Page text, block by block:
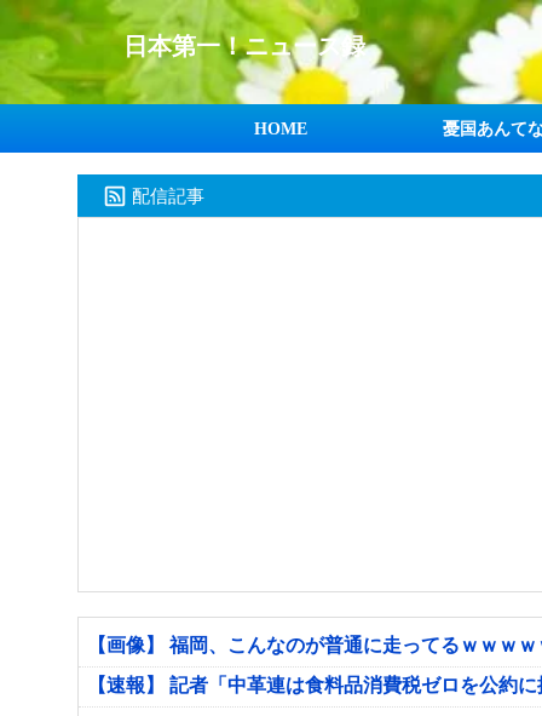
日本第一！ニュース録
HOME 憂国あんて
配信記事
【画像】 福岡、こんなのが普通に走ってるｗｗｗ
【速報】 記者「中革連は食料品消費税ゼロを公約